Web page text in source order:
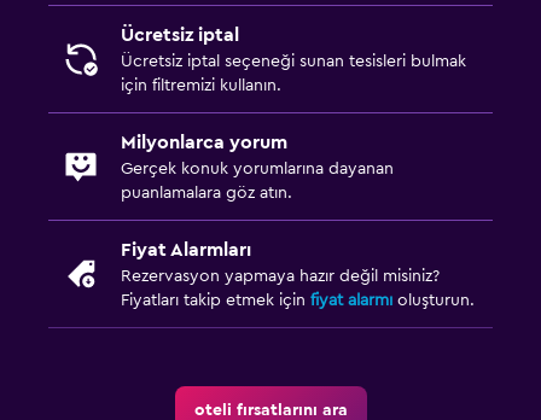
Ücretsiz iptal
Ücretsiz iptal seçeneği sunan tesisleri bulmak
için filtremizi kullanın.
Milyonlarca yorum
Gerçek konuk yorumlarına dayanan
puanlamalara göz atın.
Fiyat Alarmları
Rezervasyon yapmaya hazır değil misiniz?
Fiyatları takip etmek için fiyat alarmı oluşturun.
oteli fırsatlarını ara